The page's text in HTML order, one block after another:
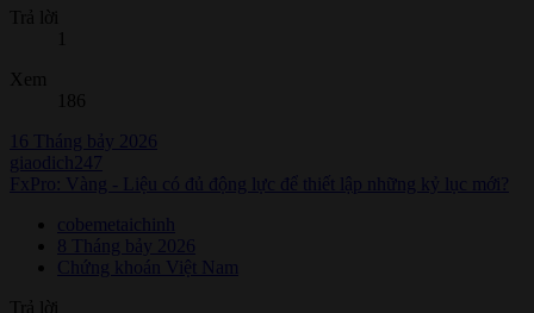
Trả lời
Xem
186
16 Tháng bảy 2026
giaodich247
FxPro: Vàng - Liệu có đủ động lực để thiết lập những kỷ lục mới?
cobemetaichinh
8 Tháng bảy 2026
Chứng khoán Việt Nam
Trả lời